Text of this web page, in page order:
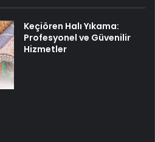
Keçiören Halı Yıkama:
Profesyonel ve Güvenilir
Hizmetler